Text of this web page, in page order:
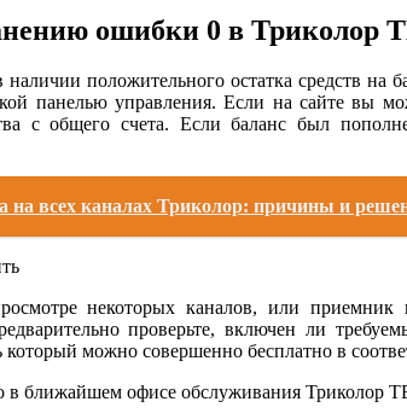
ошибки 0 в Триколор
наличии положительного остатка средств
панелью управления. Если на сайте вы
с общего счета. Если баланс был
на всех каналах Триколор: причины и
некоторых каналов, или
проверьте, включен ли
который можно совершенно бесплатно в
в ближайшем офисе обслуживания Триколор